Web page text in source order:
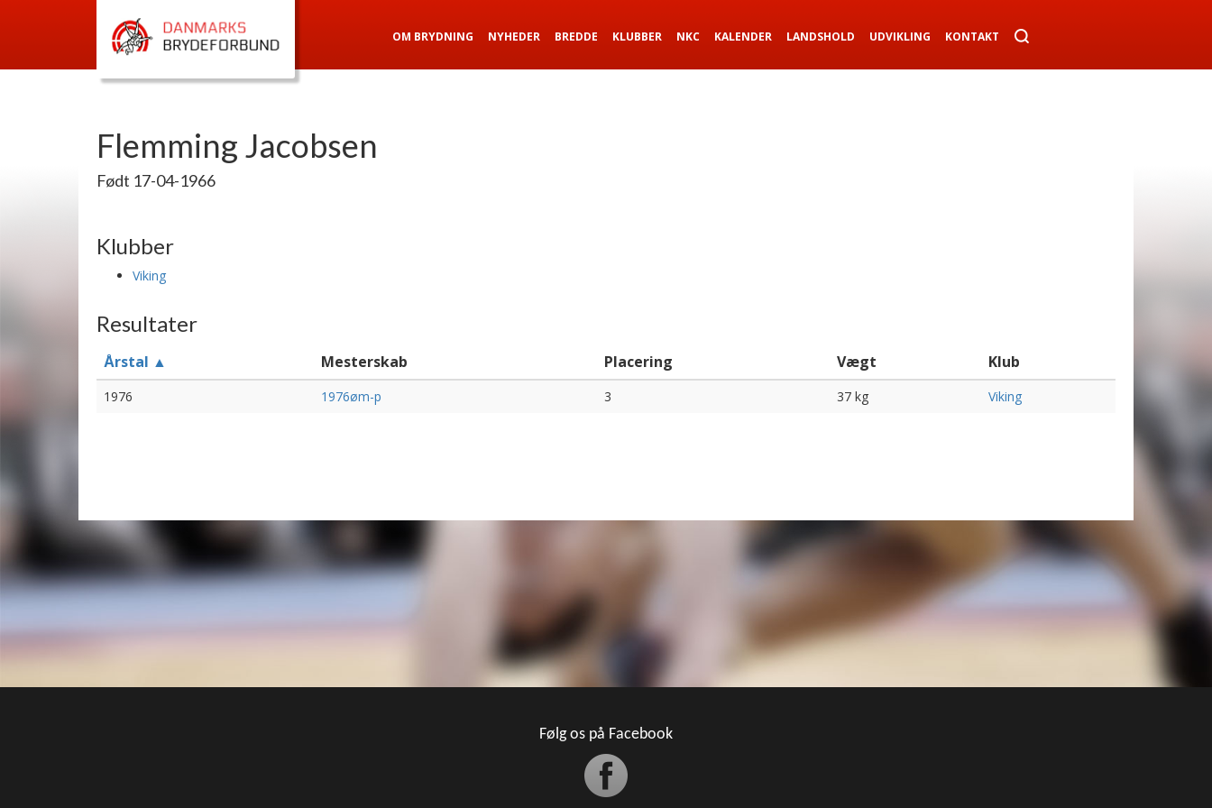
OM BRYDNING NYHEDER BREDDE KLUBBER NKC KALENDER LANDSHOLD UDVIKLING KONTAKT
Flemming Jacobsen
Født 17-04-1966
Klubber
Viking
Resultater
Årstal ▲ Mesterskab Placering Vægt Klub
1976 1976øm-p 3 37 kg Viking
Følg os på Facebook